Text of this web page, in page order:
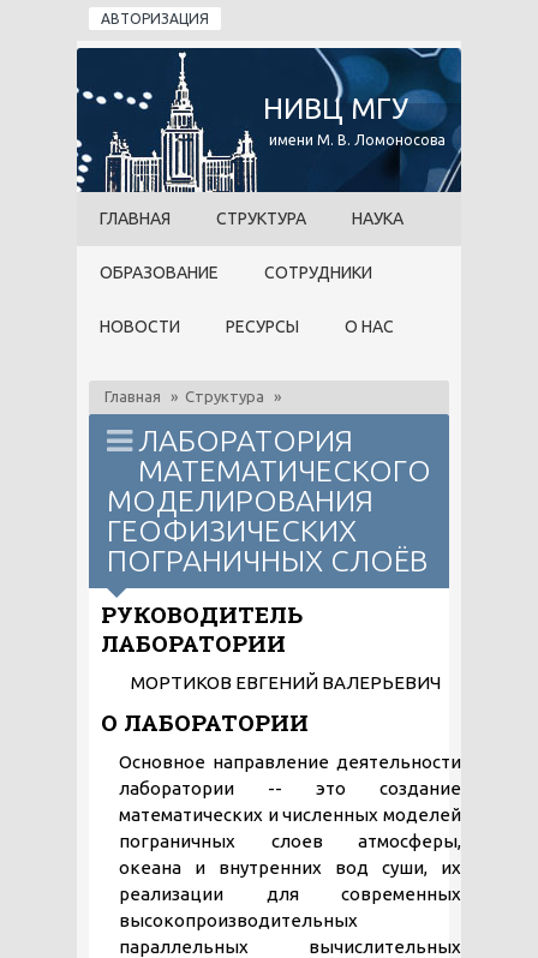
Перейти к основному содержанию
АВТОРИЗАЦИЯ
НИВЦ МГУ
имени М. В. Ломоносова
ГЛАВНАЯ СТРУКТУРА НАУКА
ОБРАЗОВАНИЕ СОТРУДНИКИ
НОВОСТИ РЕСУРСЫ О НАС
Главная » Структура »
ЛАБОРАТОРИЯ
МАТЕМАТИЧЕСКОГО
МОДЕЛИРОВАНИЯ
ГЕОФИЗИЧЕСКИХ
ПОГРАНИЧНЫХ СЛОЁВ
РУКОВОДИТЕЛЬ
ЛАБОРАТОРИИ
МОРТИКОВ ЕВГЕНИЙ ВАЛЕРЬЕВИЧ
О ЛАБОРАТОРИИ
Основное направление деятельности
лаборатории -- это создание
математических и численных моделей
пограничных слоев атмосферы,
океана и внутренних вод суши, их
реализации для современных
высокопроизводительных
параллельных вычислительных